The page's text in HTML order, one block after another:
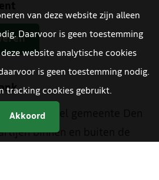
(onderdeel gemeente Den
binnen en buiten de
van deze website zijn alleen
Daarvoor is geen toestemming
website analytische cookies
is geen toestemming nodig.
tracking cookies gebruikt.
Akkoord